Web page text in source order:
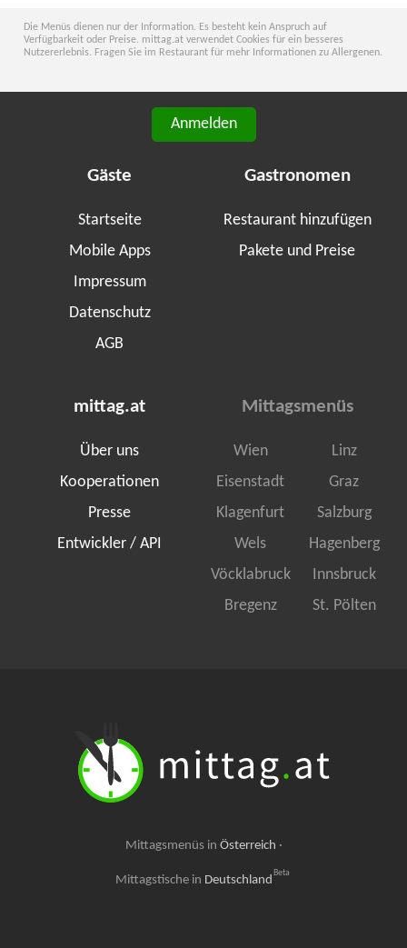
Die Menüs dienen nur der Information. Es besteht kein Anspruch auf
Verfügbarkeit oder Preise. mittag.at verwendet Cookies für ein besseres
Nutzererlebnis. Fragen Sie im Restaurant für mehr Informationen zu Allergenen.
Anmelden
Gäste
Startseite
Mobile Apps
Impressum
Datenschutz
AGB
Gastronomen
Restaurant hinzufügen
Pakete und Preise
mittag.at
Über uns
Kooperationen
Presse
Entwickler / API
Mittagsmenüs
Wien
Linz
Eisenstadt
Graz
Klagenfurt
Salzburg
Wels
Hagenberg
Vöcklabruck
Innsbruck
Bregenz
St. Pölten
Mittagsmenüs in Österreich ·
Mittagstische in Deutschland Beta